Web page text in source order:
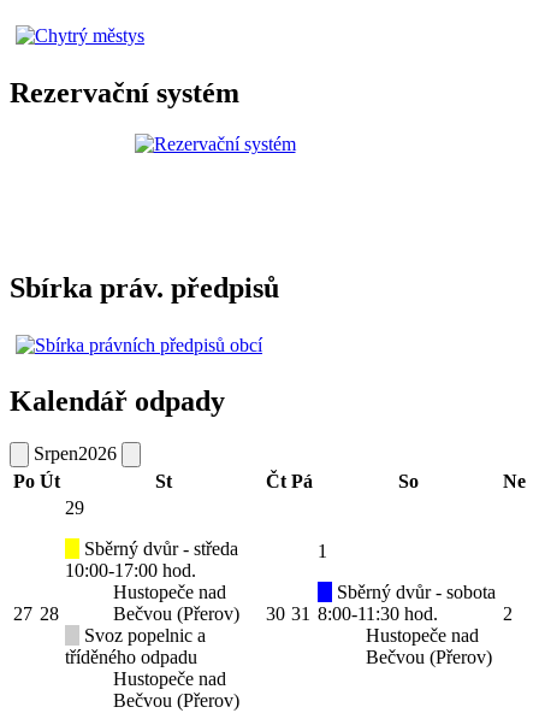
Rezervační systém
Sbírka práv. předpisů
Kalendář odpady
Srpen2026
Po Út St Čt Pá So Ne
27 28
29
Sběrný dvůr - středa
10:00-17:00 hod.
Hustopeče nad
Bečvou (Přerov)
Svoz popelnic a
tříděného odpadu
Hustopeče nad
Bečvou (Přerov)
30 31
1
Sběrný dvůr - sobota
8:00-11:30 hod.
Hustopeče nad
Bečvou (Přerov)
2